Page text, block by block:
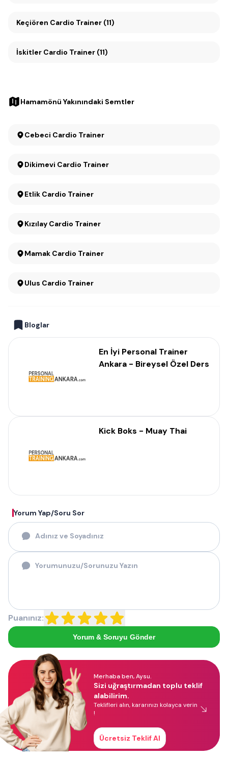
Keçiören Cardio Trainer (11)
İskitler Cardio Trainer (11)
Hamamönü Yakınındaki Semtler
Cebeci Cardio Trainer
Dikimevi Cardio Trainer
Etlik Cardio Trainer
Kızılay Cardio Trainer
Mamak Cardio Trainer
Ulus Cardio Trainer
Bloglar
En İyi Personal Trainer
Ankara - Bireysel Özel Ders
Kick Boks - Muay Thai
Yorum Yap/Soru Sor
Puanınız:
Yorum & Soruyu Gönder
Merhaba ben, Aysu.
Sizi uğraştırmadan toplu teklif
alabilirim.
Teklifleri alın, kararınızı kolayca verin
!
Ücretsiz Teklif Al